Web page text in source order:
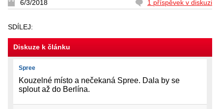
6/3/2018
1 příspěvek v diskuzi
SDÍLEJ:
Diskuze k článku
Spree
Kouzelné místo a nečekaná Spree. Dala by se
splout až do Berlína.